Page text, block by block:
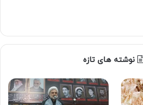
نوشته های تازه